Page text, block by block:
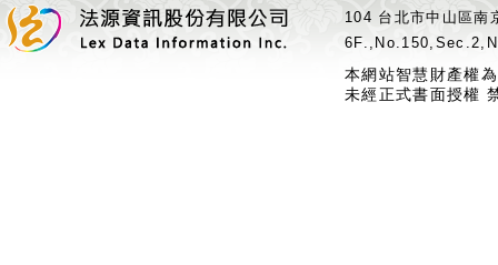
104 台北市中山區
本網站智慧財產權
未經正式書面授權